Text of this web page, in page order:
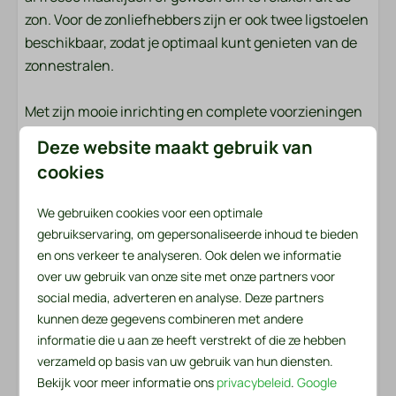
Buiten
Tuin
Ligstoelen
Zonnewering: Zonnescherm
Terras: Overdekt
Parkeerplaats: 1
Veiligheid
Brandblusser
Rookmelder
Verwarming & Verkoeling
Centrale verwarming
zon. Voor de zonliefhebbers zijn er ook twee ligstoelen
beschikbaar, zodat je optimaal kunt genieten van de
zonnestralen.
Met zijn mooie inrichting en complete voorzieningen
aangename en ontspannen vakantie. Kom en ervaar
zelf het comfort en de rust van dit charmante chalet
in het hart van het park!
Beddengoed en handdoeken liggen voor u klaar
Het beddengoedpakket per persoon bevat een
hoeslaken, een dekbedovertrek en een kussensloop.
In het handdoekenpakket vind je zowel een kleine als
een grote handdoek. Daarnaast zijn er een
keukenhanddoek en een theedoek beschikbaar. Voor
de eerste dag is er ook een handige serviceset
Deze website maakt gebruik van
cookies
We gebruiken cookies voor een optimale
gebruikservaring, om gepersonaliseerde inhoud te bieden
en ons verkeer te analyseren. Ook delen we informatie
over uw gebruik van onze site met onze partners voor
social media, adverteren en analyse. Deze partners
kunnen deze gegevens combineren met andere
informatie die u aan ze heeft verstrekt of die ze hebben
verzameld op basis van uw gebruik van hun diensten.
Bekijk voor meer informatie ons privacybeleid.Google